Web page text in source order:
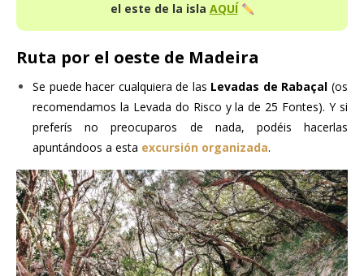
el este de la isla AQUÍ
Ruta por el oeste de Madeira
Se puede hacer cualquiera de las Levadas de Rabaçal (os
recomendamos la Levada do Risco y la de 25 Fontes). Y si
preferís no preocuparos de nada, podéis hacerlas
apuntándoos a esta excursión organizada.